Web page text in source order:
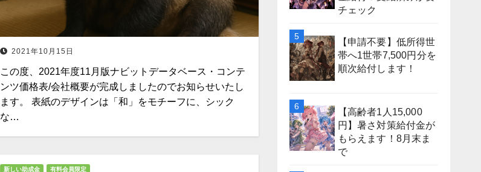
2021年10月15日
この度、2021年度11月版ナビットデータベース・コンテ
ンツ価格表/会社概要が完成しましたのでお知らせいたし
ます。 表紙のデザインは「和」をモチーフに、シック
な…
新しい助成金 有料会員限定
チェック
【申請不要】低所得世
帯へ1世帯7,500円分を
順次給付します！
【高齢者1人15,000
円】暑さ対策給付金が
もらえます！8月末ま
で